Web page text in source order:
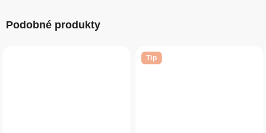
Podobné produkty
Tip